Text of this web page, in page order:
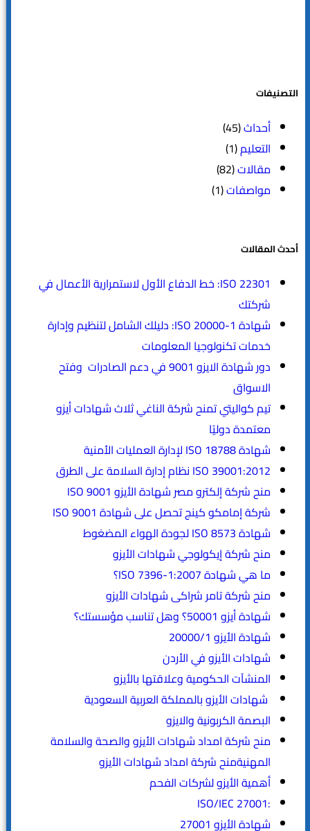
التصنيفات
أحداث(45)
التعليم(1)
مقالات(82)
مواصفات(1)
أحدث المقالات
ISO 22301: خط الدفاع الأول لاستمرارية الأعمال في
شركتك
شهادة ISO 20000-1: دليلك الشامل لتنظيم وإدارة
خدمات تكنولوجيا المعلومات
دور شهادة الايزو 9001 في دعم الصادرات وفتح
الاسواق
تيم كواليتي تمنح شركة الناغي ثلاث شهادات أيزو
معتمدة دوليًا
شهادة ISO 18788 لإدارة العمليات الأمنية
ISO 39001:2012 نظام إدارة السلامة على الطرق
منح شركة إلكترو مصر شهادة الأيزو ISO 9001
شركة إمامكو كينج تحصل على شهادة ISO 9001
شهادة ISO 8573 لجودة الهواء المضغوط
منح شركة إيكولوجي شهادات الأيزو
ما هي شهادة ISO 7396-1:2007؟
منح شركة تامر شراكى شهادات الأيزو
شهادة أيزو 50001؟ وهل تناسب مؤسستك؟
شهادة الأيزو 20000/1
شهادات الأيزو في الأردن
المنشآت الحكومية وعلاقتها بالأيزو
شهادات الأيزو بالمملكة العربية السعودية
البصمة الكربونية والايزو
منح شركة امداد شهادات الأيزو والصحة والسلامة
المهنيةمنح شركة امداد شهادات الأيزو
أهمية الأيزو لشركات الفحم
:ISO/IEC 27001
شهادة الأيزو 27001